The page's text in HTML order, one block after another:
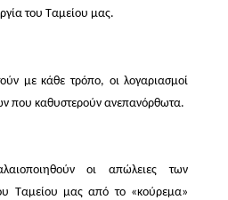
του Ταμείου μας.
με κάθε τρόπο, οι λογαριασμοί
που καθυστερούν ανεπανόρθωτα.
οι απώλειες των
Ταμείου μας από το «κούρεμα»